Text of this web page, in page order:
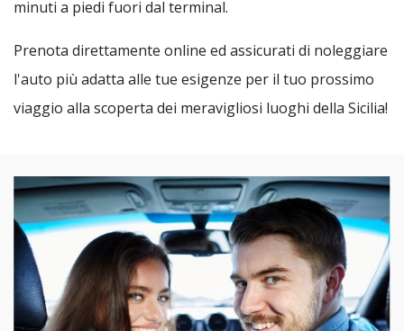
minuti a piedi fuori dal terminal.
Prenota direttamente online ed assicurati di noleggiare
l'auto più adatta alle tue esigenze per il tuo prossimo
viaggio alla scoperta dei meravigliosi luoghi della Sicilia!